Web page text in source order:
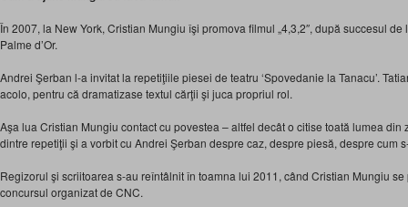
În 2007, la New York, Cristian Mungiu îşi promova filmul „4,3,2″, după succesul
Palme d’Or.
Andrei Şerban l-a invitat la repetiţiile piesei de teatru ‘Spovedanie la Tanacu’.
acolo, pentru că dramatizase textul cărţii şi juca propriul rol.
Aşa lua Cristian Mungiu contact cu povestea – altfel decât o citise toată lumea
dintre repetiţii şi a vorbit cu Andrei Şerban despre caz, despre piesă, despre cum
Regizorul şi scriitoarea s-au reîntâlnit în toamna lui 2011, când Cristian Mungiu
concursul organizat de CNC.